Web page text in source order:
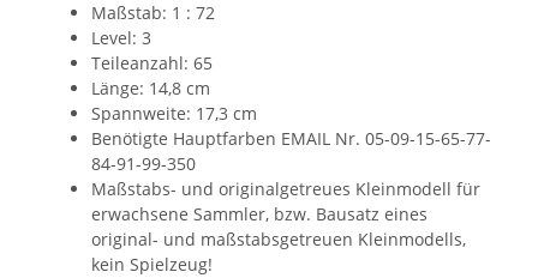
Maßstab: 1 : 72
Level: 3
Teileanzahl: 65
Länge: 14,8 cm
Spannweite: 17,3 cm
Benötigte Hauptfarben EMAIL Nr. 05-09-15-65-77-
84-91-99-350
Maßstabs- und originalgetreues Kleinmodell für
erwachsene Sammler, bzw. Bausatz eines
original- und maßstabsgetreuen Kleinmodells,
kein Spielzeug!